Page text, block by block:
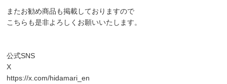
またお勧め商品も掲載しておりますので
こちらも是非よろしくお願いいたします。
公式SNS
X
https://x.com/hidamari_en